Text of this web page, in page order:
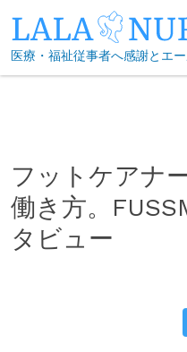
to
content
医療・福祉従事者へ感謝とエ
フットケアナ
働き方。
タビュー